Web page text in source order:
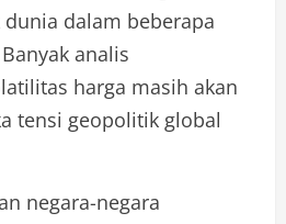
dalam beberapa
analis
harga masih akan
tensi geopolitik global
negara-negara